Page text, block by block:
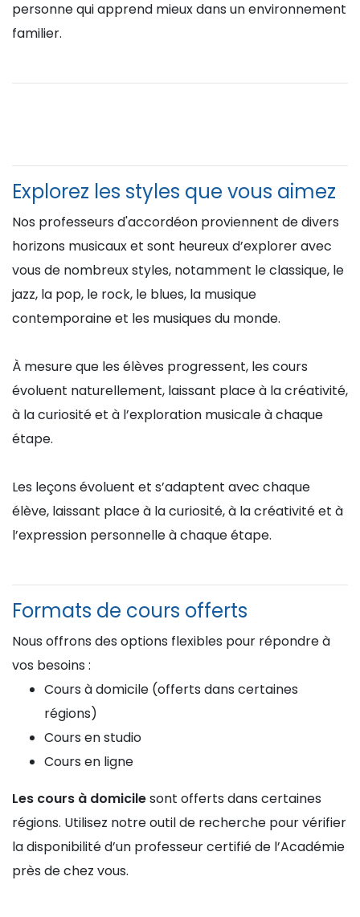
personne qui apprend mieux dans un environnement
familier.
Explorez les styles que vous aimez
Nos professeurs d'accordéon proviennent de divers
horizons musicaux et sont heureux d’explorer avec
vous de nombreux styles, notamment le classique, le
jazz, la pop, le rock, le blues, la musique
contemporaine et les musiques du monde.
À mesure que les élèves progressent, les cours
évoluent naturellement, laissant place à la créativité,
à la curiosité et à l’exploration musicale à chaque
étape.
Les leçons évoluent et s’adaptent avec chaque
élève, laissant place à la curiosité, à la créativité et à
l’expression personnelle à chaque étape.
Formats de cours offerts
Nous offrons des options flexibles pour répondre à
vos besoins :
Cours à domicile (offerts dans certaines
régions)
Cours en studio
Cours en ligne
Les cours à domicilesont offerts dans certaines
régions. Utilisez notre outil de recherche pour vérifier
la disponibilité d’un professeur certifié de l’Académie
près de chez vous.